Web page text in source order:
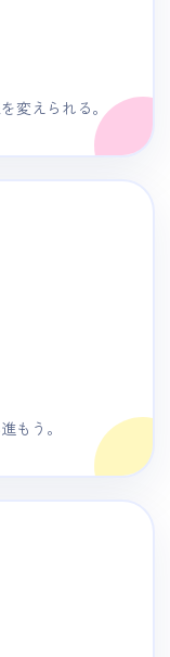
変えられる。
もう。